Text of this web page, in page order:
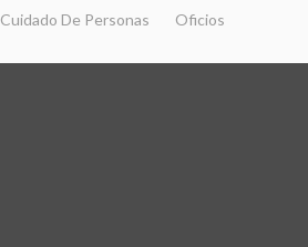
Cuidado De Personas Oficios